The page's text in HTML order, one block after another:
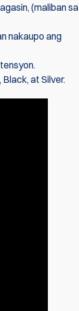
(maliban sa
nakaupo ang
at Silver.